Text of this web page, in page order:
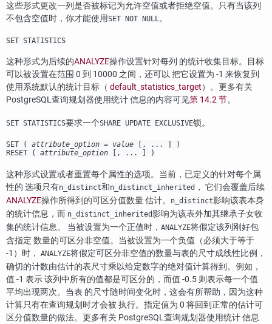
这些形式更改一列是否被标记为允许空值或者拒绝空值。只有当该列
不包含空值时，你才能使用SET NOT NULL。
SET STATISTICS
这种形式为后续的ANALYZE操作设置针对每列 的统计收集目标。目标
可以被设置在范围 0 到 10000 之间，还可以 把它设置为 -1 来恢复到
使用系统默认的统计目标（ default_statistics_target）。更多有关
PostgreSQL查询规划器使用统计 信息的内容可见第 14.2 节。
SET STATISTICS要求一个SHARE UPDATE EXCLUSIVE锁。
SET ( attribute_option = value [, ... ] )
RESET ( attribute_option [, ... ] )
这种形式设置或者重置每个属性的选项。当前，已定义的针对每个属
性的 选项只有n_distinct和n_distinct_inherited ， 它们会覆盖后续
ANALYZE操作所得到的可区分值数量 估计。 n_distinct影响该表本身
的统计信息，而 n_distinct_inherited影响为该表外加其继承子女收
集的统计信息。 当被设置为一个正值时， ANALYZE将假定该列刚好包
含指定 数量的可区分非空值。当被设置为一个负值（必须大于等于
-1）时，
ANALYZE将假定可区分非空值的数量与表的尺寸成线性比例，
确切的计数由估计的表尺寸乘以给定数字的绝对值计算得到。例如，
值 -1 表示 该列中所有的值都是可区分的，而值 -0.5 则表示每一个值
平均出现两次。当表 的尺寸随时间变化时，这会有所帮助，因为这种
计算只有在查询规划时才会被 执行。指定值为 0 将回到正常的估计可
区分值数量的做法。更多有关 PostgreSQL查询规划器使用统计 信息